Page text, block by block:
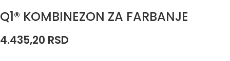
Q1® KOMBINEZON ZA FARBANJE
4.435,20 RSD